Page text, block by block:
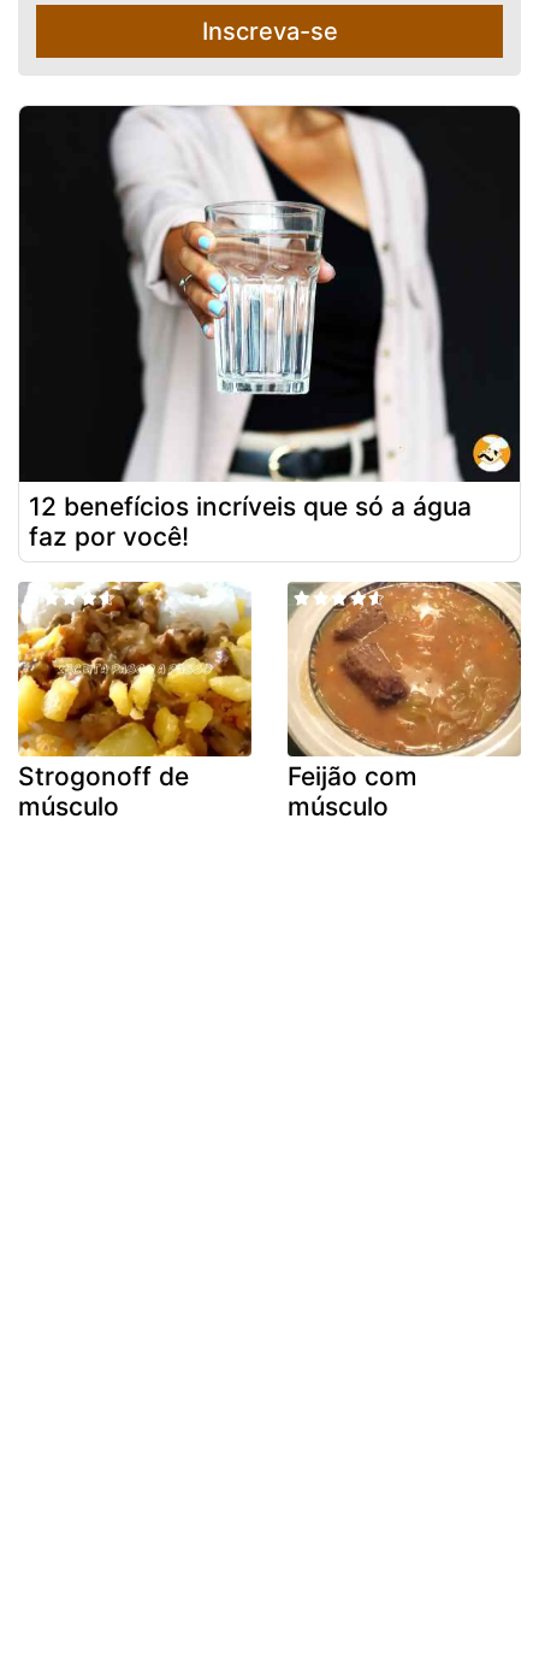
Inscreva-se
12 benefícios incríveis que só a água
faz por você!
Strogonoff de
músculo
Feijão com
músculo